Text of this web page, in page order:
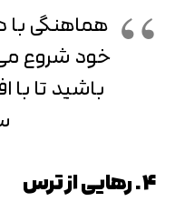
هماهنگی با
خود شروع
باشید تا با
4. رهایی از ترس